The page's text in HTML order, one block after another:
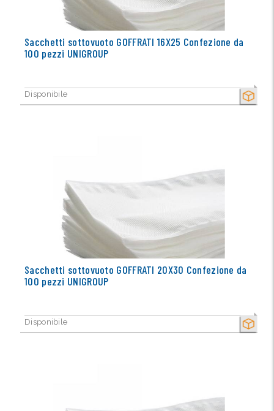
SECCO
Sacchetti sottovuoto GOFFRATI 16X25 Confezione da
100 pezzi UNIGROUP
Disponibile
SECCO
Sacchetti sottovuoto GOFFRATI 20X30 Confezione da
100 pezzi UNIGROUP
Disponibile